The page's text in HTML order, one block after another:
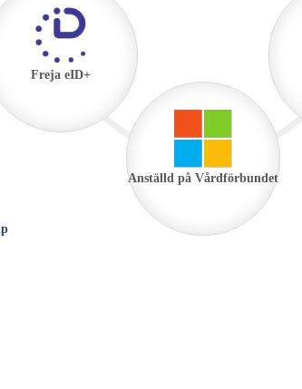
Anställd på Vårdförbundet
Freja eID+